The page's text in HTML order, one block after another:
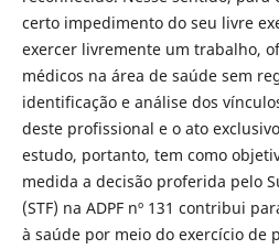
certo impedimento do seu livre
exercer livremente um trabalho,
médicos na área de saúde sem
identificação e análise dos
deste profissional e o ato
estudo, portanto, tem como
medida a decisão proferida pelo
(STF) na ADPF nº 131 contribui
à saúde por meio do exercício de